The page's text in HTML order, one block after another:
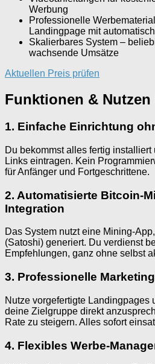
Werbung
Professionelle
Landingpage mit
Skalierbares System –
wachsende Umsätze
Aktuellen Preis prüfen
Funktionen & Nutzen
1. Einfache Einrichtung
Du bekommst alles fertig
Links eintragen. Kein
für Anfänger und Fortgeschrittene.
2. Automatisierte Bitcoin-
Integration
Das System nutzt eine Mining-
(Satoshi) generiert. Du verdienst
Empfehlungen, ganz ohne selbst
3. Professionelle
Nutze vorgefertigte Landingpages
deine Zielgruppe direkt
Rate zu steigern. Alles sofort
4. Flexibles Werbe-